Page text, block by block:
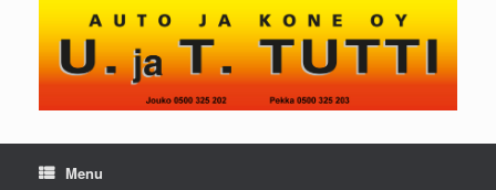
content
Menu